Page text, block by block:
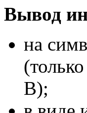
Вывод
на
В);